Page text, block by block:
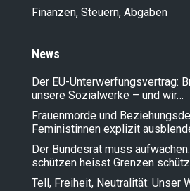
Finanzen, Steuern, Abgaben
News
Der EU-Unterwerfungsvertrag:
unsere Sozialwerke – und wir…
Frauenmorde und
Feministinnen explizit
Der Bundesrat muss
schützen heisst Grenzen
Tell, Freiheit, Neutralität: Unser